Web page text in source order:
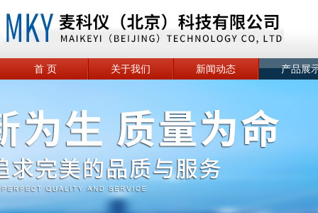
首 页 关于我们 新闻动态 产品展